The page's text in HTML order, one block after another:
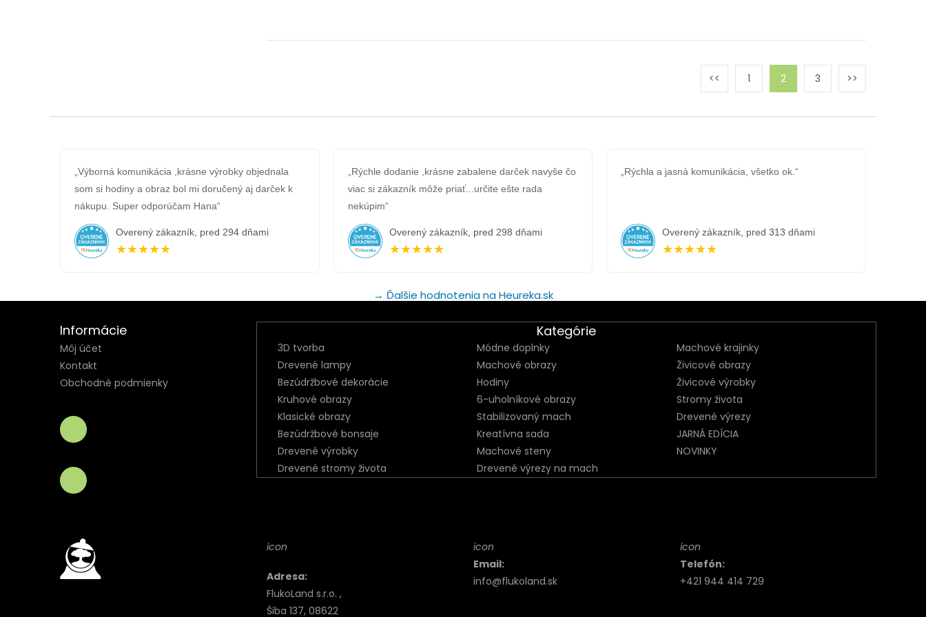
1 2 3
„Výborná komunikácia ,krásne výrobky objednala
som si hodiny a obraz bol mi doručený aj darček k
nákupu. Super odporúčam Hana“
Overený zákazník, pred 294 dňami
★★★★★
„Rýchle dodanie ,krásne zabalene darček navyše čo
viac si zákazník môže priať...určite ešte rada
nekúpim“
Overený zákazník, pred 298 dňami
★★★★★
„Rýchla a jasná komunikácia, všetko ok.“
Overený zákazník, pred 313 dňami
★★★★★
→ Ďalšie hodnotenia na Heureka.sk
Informácie
Môj účet
Kontakt
Obchodné podmienky
Kategórie
3D tvorba Módne doplnky
Machové krajinky
Drevené lampy
Machové obrazy
Živicové obrazy
Bezúdržbové dekorácie
Hodiny
Živicové výrobky
Kruhové obrazy
6-uholníkové obrazy
Stromy života
Klasické obrazy
Stabilizovaný mach
Drevené výrezy
Bezúdržbové bonsaje
Kreatívna sada
JARNÁ EDÍCIA
Drevené výrobky
Machové steny
NOVINKY
Drevené stromy života
Drevené výrezy na mach
icon
Adresa:
FlukoLand s.r.o. ,
Šiba 137, 08622
icon
Email:
info@flukoland.sk
icon
Telefón:
+421 944 414 729